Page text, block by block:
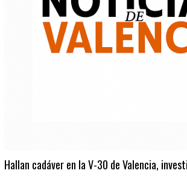
Hallan cadáver en la V-30 de Valencia,